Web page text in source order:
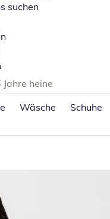
suchen
Jahre heine
Wäsche Schuhe